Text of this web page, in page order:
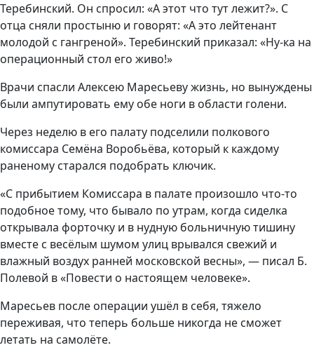
Теребинский. Он спросил: «А этот что тут лежит?». С
отца сняли простыню и говорят: «А это лейтенант
молодой с гангреной». Теребинский приказал: «Ну-ка на
операционный стол его живо!»
Врачи спасли Алексею Маресьеву жизнь, но вынуждены
были ампутировать ему обе ноги в области голени.
Через неделю в его палату подселили полкового
комиссара Семёна Воробьёва, который к каждому
раненому старался подобрать ключик.
«С прибытием Комиссара в палате произошло что-то
подобное тому, что бывало по утрам, когда сиделка
открывала форточку и в нудную больничную тишину
вместе с весёлым шумом улиц врывался свежий и
влажный воздух ранней московской весны», — писал Б.
Полевой в «Повести о настоящем человеке».
Маресьев после операции ушёл в себя, тяжело
переживая, что теперь больше никогда не сможет
летать на самолёте.